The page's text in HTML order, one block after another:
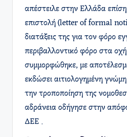
απέστειλε στην Ελλάδα
επιστολή (letter of formal
διατάξεις της για τον φόρο
περιβαλλοντικό φόρο στα
συμμορφώθηκε, με
εκδώσει αιτιολογημένη
την τροποποίηση της
αδράνεια οδήγησε στην
ΔΕΕ .